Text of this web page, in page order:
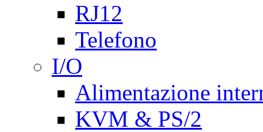
RJ12
Telefono
I/O
Alimentazione
KVM & PS/2